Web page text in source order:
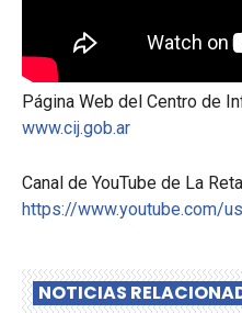
Página Web del Centro de
www.cij.gob.ar
Canal de YouTube de La
https://www.youtube.com/
NOTICIAS